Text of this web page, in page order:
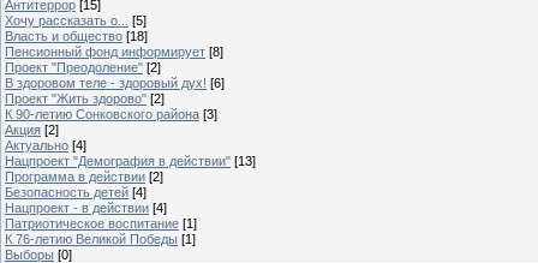
Антитеррор [15]
Хочу рассказать о...
[5]
Власть и общество [18]
Пенсионный фонд информирует [8]
Проект "Преодоление" [2]
В здоровом теле - здоровый дух! [6]
Проект "Жить здорово" [2]
К 90-летию Сонковского района [3]
Акция [2]
Актуально [4]
Нацпроект "Демография в действии" [13]
Программа в действии [2]
Безопасность детей [4]
Нацпроект - в действии [4]
Патриотическое воспитание [1]
К 76-летию Великой Победы [1]
Выборы [0]